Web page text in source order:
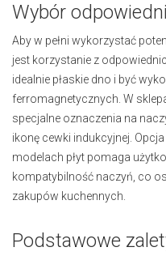
Wybór
Aby w pełni wykorzystać
jest korzystanie z
idealnie płaskie dno i być
ferromagnetycznych. W
specjalne oznaczenia na
ikonę cewki indukcyjnej.
modelach płyt pomaga
kompatybilność naczyń, co
zakupów kuchennych.
Podstawowe